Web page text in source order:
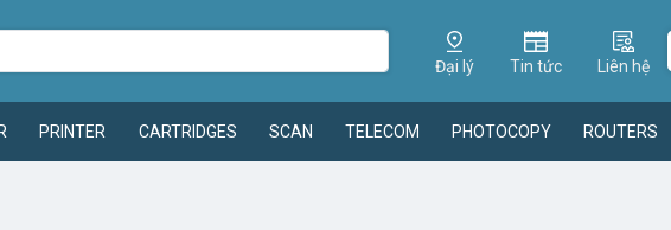
Đại lý Tin tức Liên hệ
PRINTER CARTRIDGES SCAN TELECOM PHOTOCOPY ROUTERS